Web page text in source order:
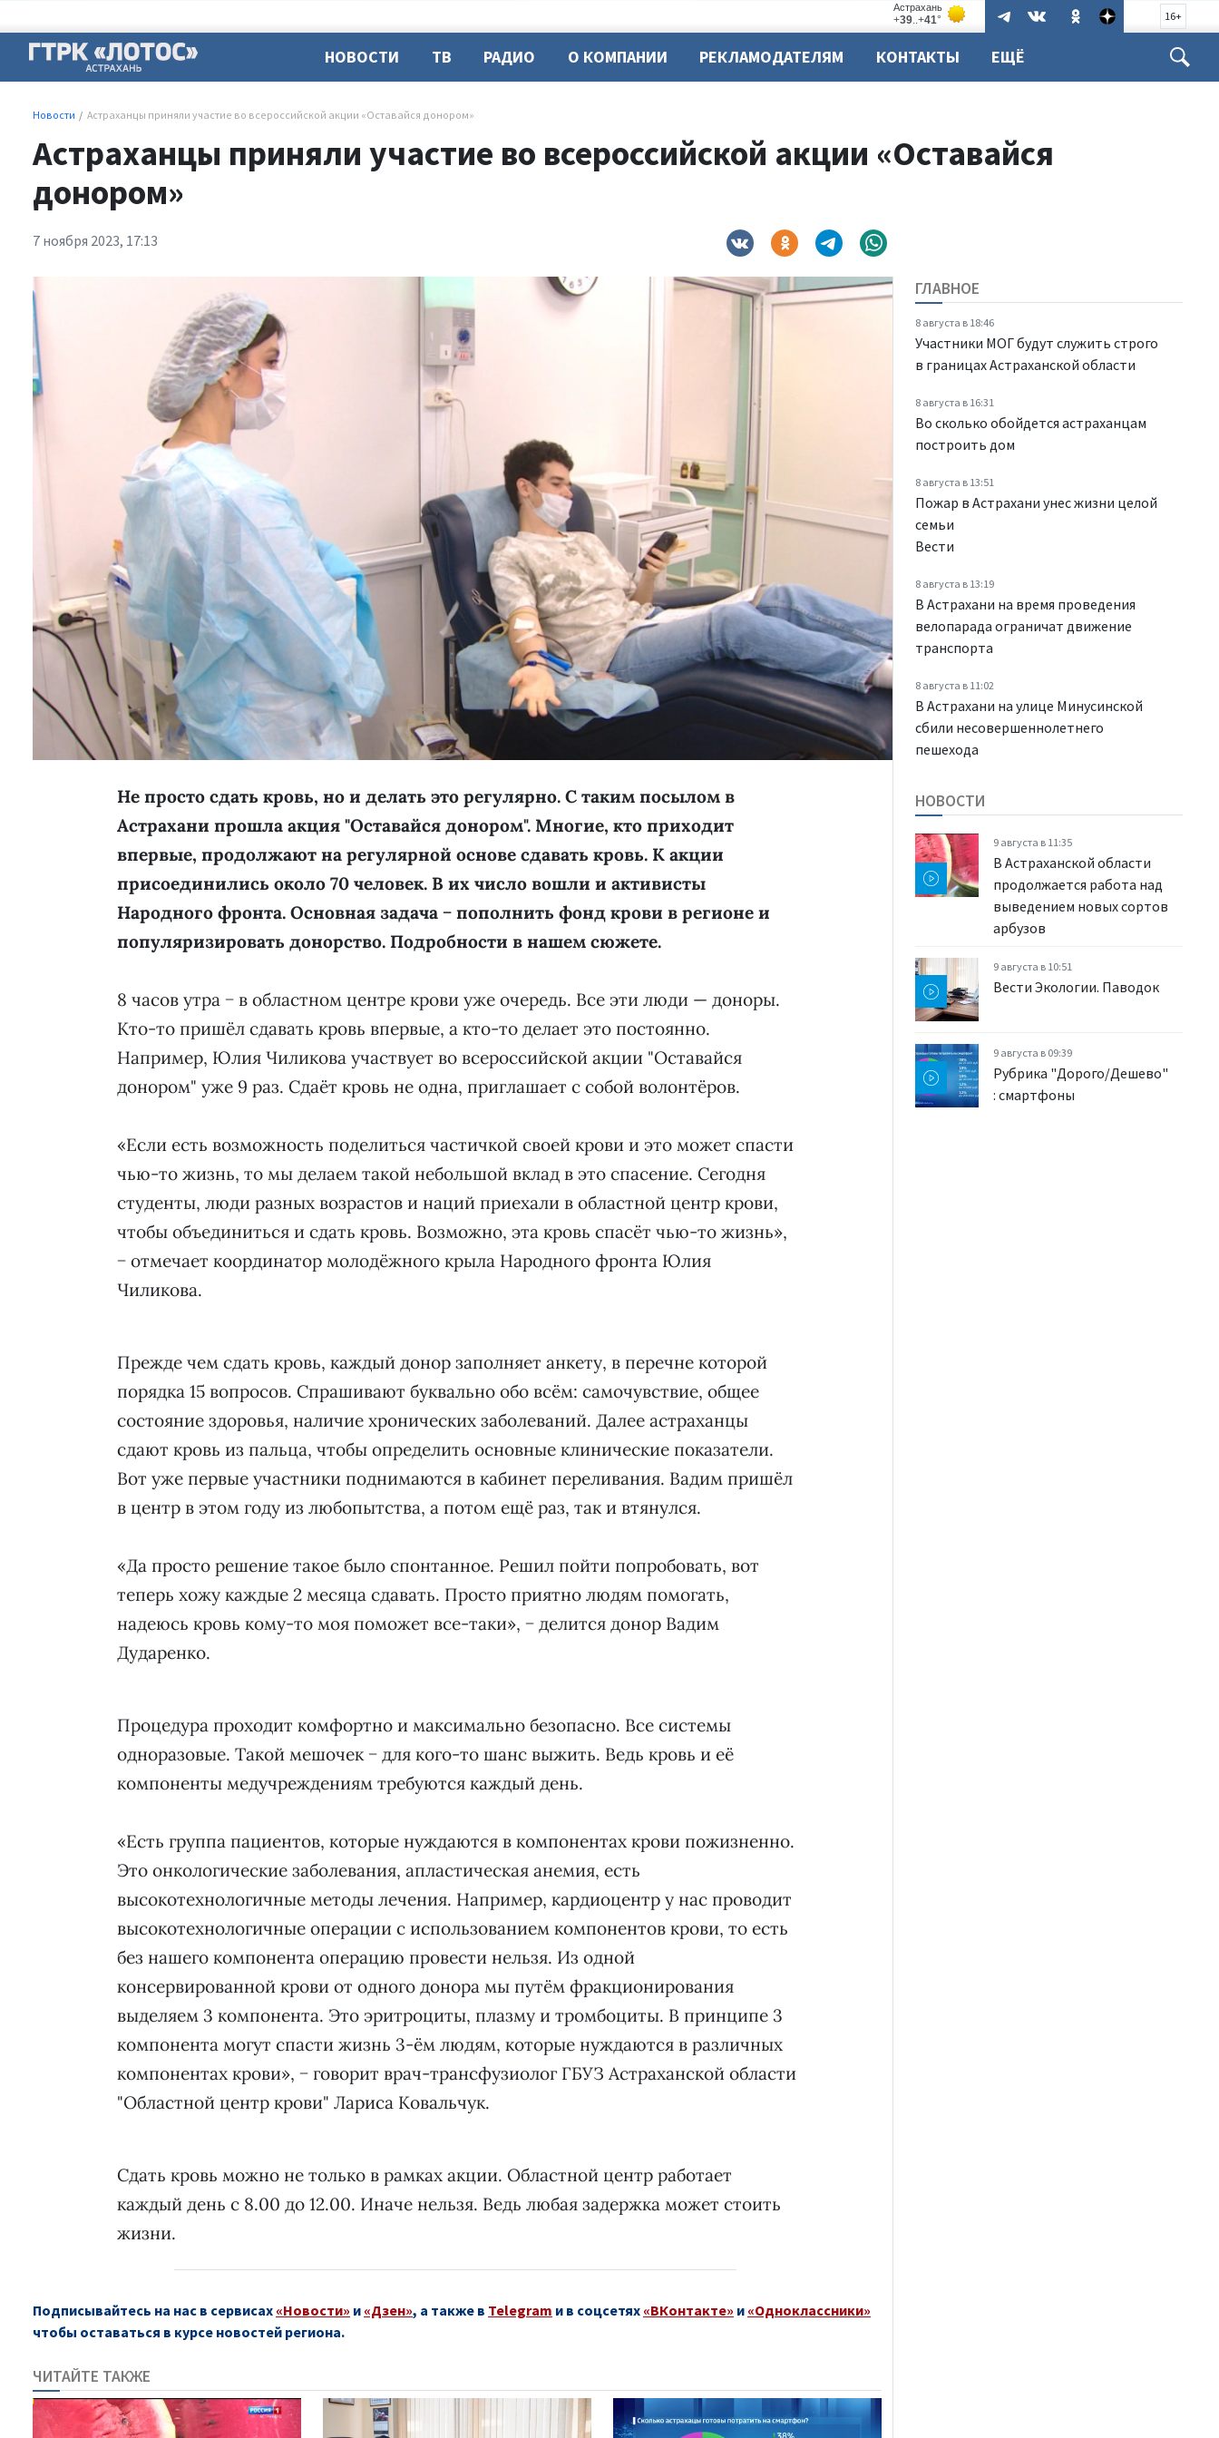
16+
НОВОСТИ ТВ РАДИО О КОМПАНИИ РЕКЛАМОДАТЕЛЯМ КОНТАКТЫ ЕЩЁ
Новости Астраханцы приняли участие во всероссийской акции «Оставайся донором»
Астраханцы приняли участие во всероссийской акции «Оставайся
донором»
7 ноября 2023, 17:13
ГЛАВНОЕ
8 августа в 18:46
Участники МОГ будут служить строго
в границах Астраханской области
8 августа в 16:31
Во сколько обойдется астраханцам
построить дом
8 августа в 13:51
Пожар в Астрахани унес жизни целой
семьи
Вести
8 августа в 13:19
В Астрахани на время проведения
велопарада ограничат движение
транспорта
8 августа в 11:02
В Астрахани на улице Минусинской
сбили несовершеннолетнего
пешехода
Не просто сдать кровь, но и делать это регулярно. С таким посылом в
Астрахани прошла акция "Оставайся донором". Многие, кто приходит
впервые, продолжают на регулярной основе сдавать кровь. К акции
присоединились около 70 человек. В их число вошли и активисты
Народного фронта. Основная задача − пополнить фонд крови в регионе и
популяризировать донорство. Подробности в нашем сюжете.
8 часов утра − в областном центре крови уже очередь. Все эти люди — доноры.
Кто-то пришёл сдавать кровь впервые, а кто-то делает это постоянно.
Например, Юлия Чиликова участвует во всероссийской акции "Оставайся
донором" уже 9 раз. Сдаёт кровь не одна, приглашает с собой волонтёров.
«Если есть возможность поделиться частичкой своей крови и это может спасти
чью-то жизнь, то мы делаем такой небольшой вклад в это спасение. Сегодня
студенты, люди разных возрастов и наций приехали в областной центр крови,
чтобы объединиться и сдать кровь. Возможно, эта кровь спасёт чью-то жизнь»,
− отмечает координатор молодёжного крыла Народного фронта Юлия
Чиликова.
Прежде чем сдать кровь, каждый донор заполняет анкету, в перечне которой
порядка 15 вопросов. Спрашивают буквально обо всём: самочувствие, общее
состояние здоровья, наличие хронических заболеваний. Далее астраханцы
сдают кровь из пальца, чтобы определить основные клинические показатели.
Вот уже первые участники поднимаются в кабинет переливания. Вадим пришёл
в центр в этом году из любопытства, а потом ещё раз, так и втянулся.
«Да просто решение такое было спонтанное. Решил пойти попробовать, вот
теперь хожу каждые 2 месяца сдавать. Просто приятно людям помогать,
надеюсь кровь кому-то моя поможет все-таки», − делится донор Вадим
Дударенко.
Процедура проходит комфортно и максимально безопасно. Все системы
одноразовые. Такой мешочек − для кого-то шанс выжить. Ведь кровь и её
компоненты медучреждениям требуются каждый день.
«Есть группа пациентов, которые нуждаются в компонентах крови пожизненно.
Это онкологические заболевания, апластическая анемия, есть
высокотехнологичные методы лечения. Например, кардиоцентр у нас проводит
высокотехнологичные операции с использованием компонентов крови, то есть
без нашего компонента операцию провести нельзя. Из одной
консервированной крови от одного донора мы путём фракционирования
выделяем 3 компонента. Это эритроциты, плазму и тромбоциты. В принципе 3
компонента могут спасти жизнь 3-ём людям, которые нуждаются в различных
компонентах крови», − говорит врач-трансфузиолог ГБУЗ Астраханской области
"Областной центр крови" Лариса Ковальчук.
Сдать кровь можно не только в рамках акции. Областной центр работает
каждый день с 8.00 до 12.00. Иначе нельзя. Ведь любая задержка может стоить
жизни.
Подписывайтесь на нас в сервисах «Новости» и «Дзен», а также в Telegram и в соцсетях «ВКонтакте» и «Одноклассники»
чтобы оставаться в курсе новостей региона.
ЧИТАЙТЕ ТАКЖЕ
НОВОСТИ
9 августа в 11:35
В Астраханской области
продолжается работа над
выведением новых сортов
арбузов
9 августа в 10:51
Вести Экологии. Паводок
9 августа в 09:39
Рубрика "Дорого/Дешево"
: смартфоны